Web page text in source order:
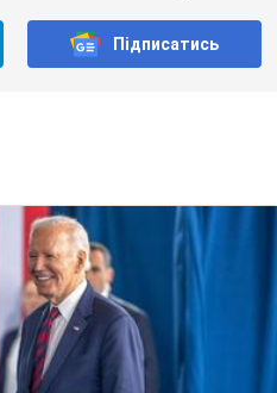
Підписатись